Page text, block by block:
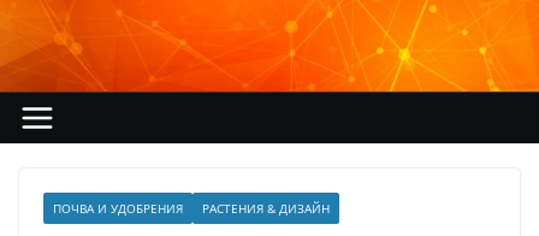
Перейти
содержимому
ПОЧВА И УДОБРЕНИЯ РАСТЕНИЯ & ДИЗАЙН